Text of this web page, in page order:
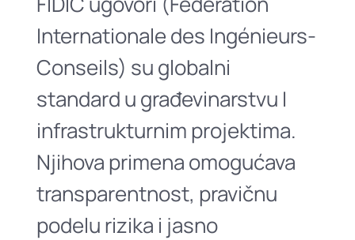
Internationale des Ingénieurs-
Conseils) su globalni
standard u građevinarstvu I
infrastrukturnim projektima.
Njihova primena omogućava
transparentnost, pravičnu
podelu rizika i jasno